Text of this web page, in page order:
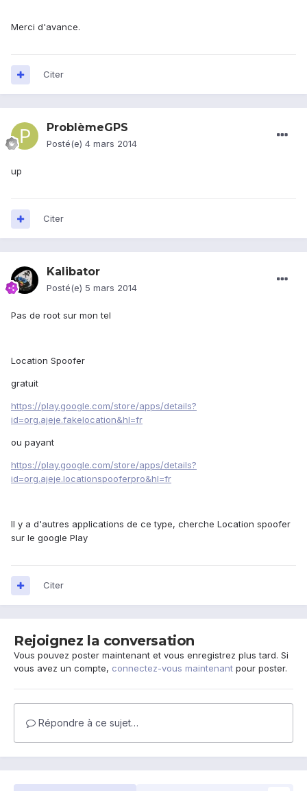
Merci d'avance.
Citer
ProblèmeGPS
Posté(e) 4 mars 2014
up
Citer
Kalibator
Posté(e) 5 mars 2014
Pas de root sur mon tel
Location Spoofer
gratuit
https://play.google.com/store/apps/details?
id=org.ajeje.fakelocation&hl=fr
ou payant
https://play.google.com/store/apps/details?
id=org.ajeje.locationspooferpro&hl=fr
Il y a d'autres applications de ce type, cherche Location spoofer
sur le google Play
Citer
Rejoignez la conversation
Vous pouvez poster maintenant et vous enregistrez plus tard. Si
vous avez un compte, connectez-vous maintenant pour poster.
Répondre à ce sujet…